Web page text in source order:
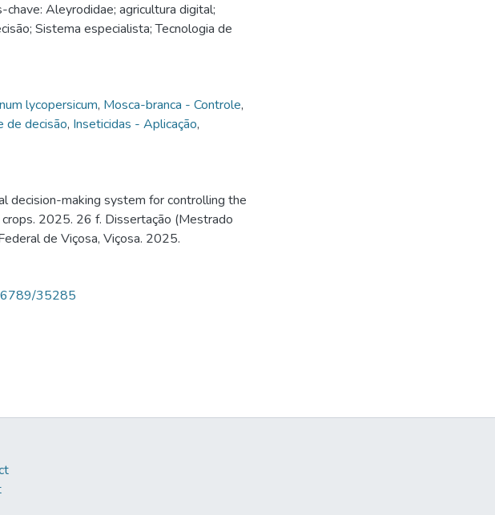
Aleyrodidae; agricultura digital;
Sistema especialista; Tecnologia de
lycopersicum, Mosca-branca - Controle,
de decisão, Inseticidas - Aplicação,
decision-making system for controlling the
2025. 26 f. Dissertação (Mestrado
de Viçosa, Viçosa. 2025.
35285